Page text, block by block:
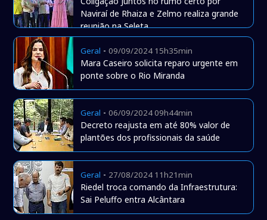
Naviraí de Rhaiza e Zelmo realiza grande
reunião na Seleta
Geral -09/09/2024 15h35min
Mara Caseiro solicita reparo urgente em
ponte sobre o Rio Miranda
Geral -06/09/2024 09h44min
Decreto reajusta em até 80% valor de
plantões dos profissionais da saúde
Geral - 27/08/2024 11h21min
Riedel troca comando da Infraestrutura:
Sai Peluffo entra Alcântara